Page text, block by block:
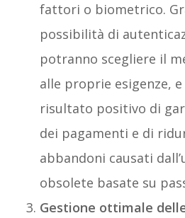
fattori o biometrico.
possibilità di
potranno scegliere il
alle proprie esigenze,
risultato positivo di
dei pagamenti e di
abbandoni causati
obsolete basate su
Gestione ottimale